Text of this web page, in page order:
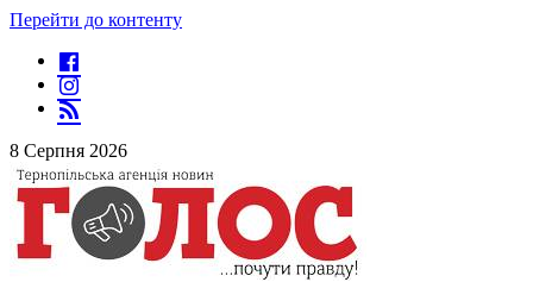
Перейти до контенту
8 Серпня 2026